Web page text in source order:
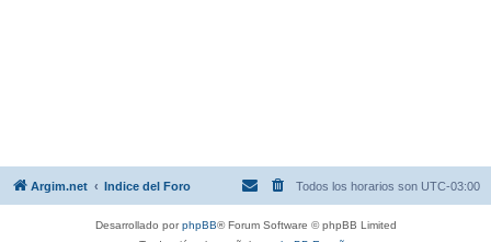
Argim.net Indice del Foro Todos los horarios son UTC-03:00
Desarrollado porphpBB® Forum Software © phpBB Limited